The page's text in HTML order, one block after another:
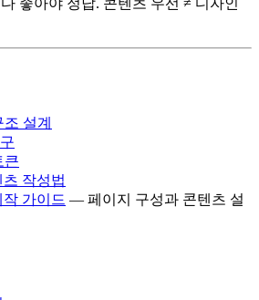
설계
큰
작성법
가이드 — 페이지 구성과 콘텐츠 설